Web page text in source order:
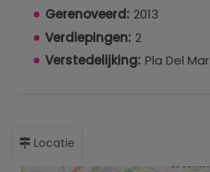
Gerenoveerd: 2013
Verdiepingen: 2
Verstedelijking: Pla Del Mar
Locatie